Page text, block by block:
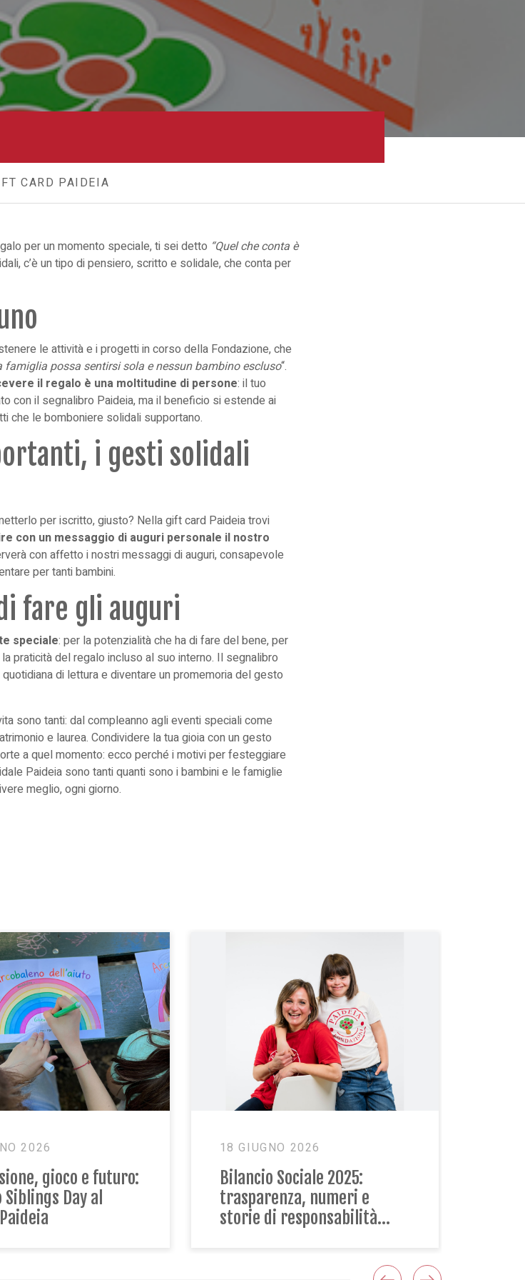
CARD PAIDEIA
per un momento speciale, ti sei detto “Quel che conta è
, c’è un tipo di pensiero, scritto e solidale, che conta per
le attività e i progetti in corso della Fondazione, che
famiglia possa sentirsi sola e nessun bambino escluso“.
il regalo è una moltitudine di persone: il tuo
con il segnalibro Paideia, ma il beneficio si estende ai
che le bomboniere solidali supportano.
i gesti solidali
per iscritto, giusto? Nella gift card Paideia trovi
con un messaggio di auguri personale il nostro
con affetto i nostri messaggi di auguri, consapevole
per tanti bambini.
fare gli auguri
speciale: per la potenzialità che ha di fare del bene, per
praticità del regalo incluso al suo interno. Il segnalibro
di lettura e diventare un promemoria del gesto
sono tanti: dal compleanno agli eventi speciali come
e laurea. Condividere la tua gioia con un gesto
a quel momento: ecco perché i motivi perfesteggiare
Paideia sono tanti quanti sono i bambini e le famiglie
meglio, ogni giorno.
Bilancio Sociale 2025:
trasparenza, numeri e
storie di responsabilità
Future Week: in Paideia “Il
futuro è la cura”